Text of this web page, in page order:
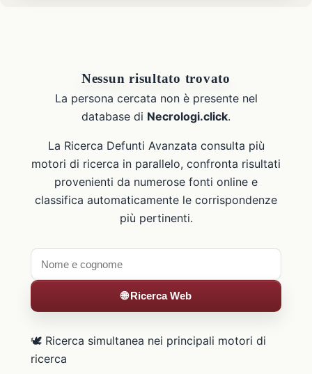
Nessun risultato trovato
La persona cercata non è presente nel
database di Necrologi.click.
La Ricerca Defunti Avanzata consulta più
motori di ricerca in parallelo, confronta risultati
provenienti da numerose fonti online e
classifica automaticamente le corrispondenze
più pertinenti.
🌐 Ricerca Web
🕊️ Ricerca simultanea nei principali motori di
ricerca